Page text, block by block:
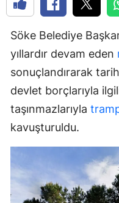
Söke Belediye
yıllardır devam eden
sonuçlandırarak
devlet borçlarıyla
taşınmazlarıyla
kavuşturuldu.